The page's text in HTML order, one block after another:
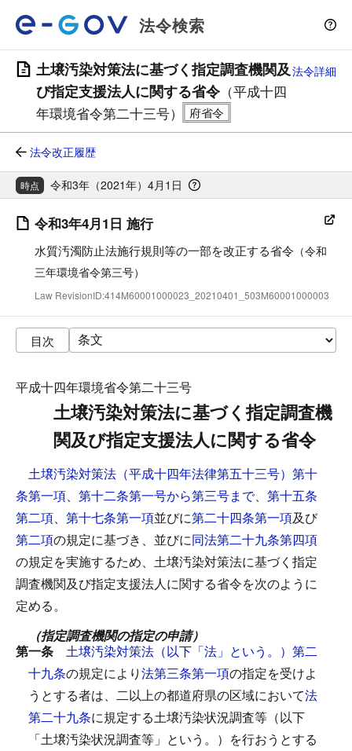
法令検索
土壌汚染対策法に基づく指定調査機関及
び指定支援法人に関する省令（平成十四
年環境省令第二十三号）
法令詳細
法令改正履歴
時点 令和3年（2021年）4月1日
令和3年4月1日 施行
水質汚濁防止法施行規則等の一部を改正する省令 （令和
三年環境省令第三号）
Law RevisionID:414M60001000023_20210401_503M60001000003
目次
平成十四年環境省令第二十三号
土壌汚染対策法に基づく指定調査機
関及び指定支援法人に関する省令
土壌汚染対策法（平成十四年法律第五十三号）第十
条第一項、 第十二条第一号から第三号まで、 第十五条
第二項、 第十七条第一項並びに第二十四条第一項及び
第二項の規定に基づき、並びに同法第二十九条第四項
の規定を実施するため、土壌汚染対策法に基づく指定
調査機関及び指定支援法人に関する省令を次のように
定める。
（指定調査機関の指定の申請）
第一条 土壌汚染対策法（以下「法」という。）第二
十九条の規定により法第三条第一項の指定を受けよ
うとする者は、二以上の都道府県の区域において法
第二十九条に規定する土壌汚染状況調査等（以下
「土壌汚染状況調査等」という。）を行おうとする